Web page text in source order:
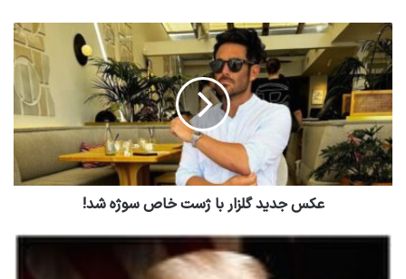
عکس جدید گلزار با ژست خاص سوژه شد!